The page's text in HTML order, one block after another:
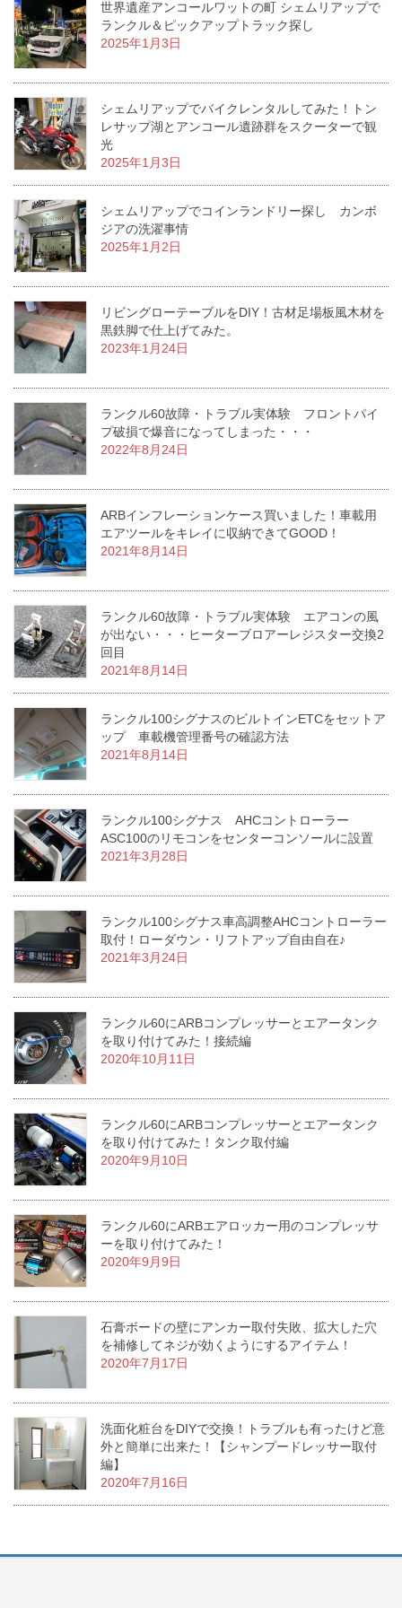
世界遺産アンコールワットの町 シェムリアップで
ランクル＆ピックアップトラック探し
2025年1月3日
シェムリアップでバイクレンタルしてみた！トン
レサップ湖とアンコール遺跡群をスクーターで観
光
2025年1月3日
シェムリアップでコインランドリー探し カンボ
ジアの洗濯事情
2025年1月2日
リビングローテーブルをDIY！古材足場板風木材を
黒鉄脚で仕上げてみた。
2023年1月24日
ランクル60故障・トラブル実体験 フロントパイ
プ破損で爆音になってしまった・・・
2022年8月24日
ARBインフレーションケース買いました！車載用
エアツールをキレイに収納できてGOOD！
2021年8月14日
ランクル60故障・トラブル実体験 エアコンの風
が出ない・・・ヒーターブロアーレジスター交換2
回目
2021年8月14日
ランクル100シグナスのビルトインETCをセットア
ップ 車載機管理番号の確認方法
2021年8月14日
ランクル100シグナス AHCコントローラー
ASC100のリモコンをセンターコンソールに設置
2021年3月28日
ランクル100シグナス車高調整AHCコントローラー
取付！ローダウン・リフトアップ自由自在♪
2021年3月24日
ランクル60にARBコンプレッサーとエアータンク
を取り付けてみた！接続編
2020年10月11日
ランクル60にARBコンプレッサーとエアータンク
を取り付けてみた！タンク取付編
2020年9月10日
ランクル60にARBエアロッカー用のコンプレッサ
ーを取り付けてみた！
2020年9月9日
石膏ボードの壁にアンカー取付失敗、拡大した穴
を補修してネジが効くようにするアイテム！
2020年7月17日
洗面化粧台をDIYで交換！トラブルも有ったけど意
外と簡単に出来た！【シャンプードレッサー取付
編】
2020年7月16日